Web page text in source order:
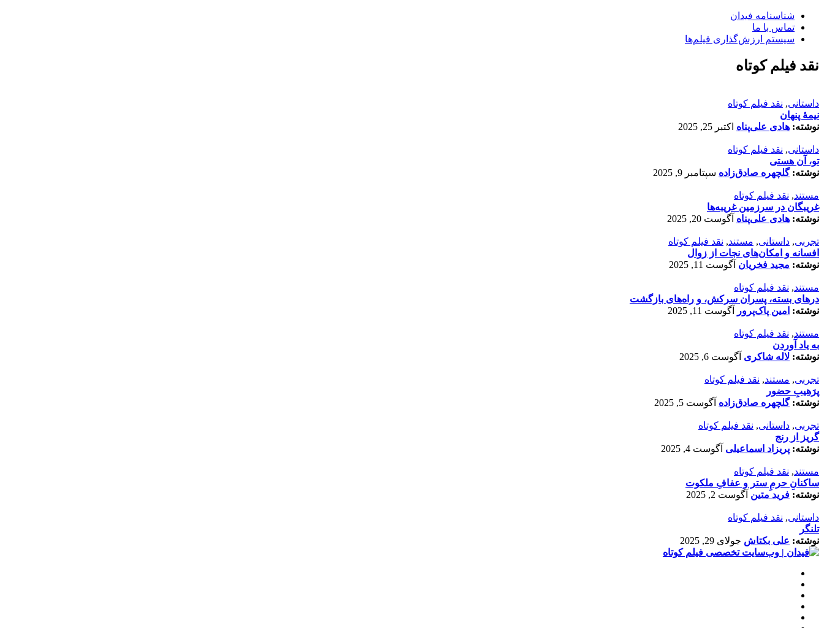
شناسنامه فیدان
تماس با ما
سیستم ارزش‌گذاری فیلم‌ها
نقد فیلم کوتاه
داستانی, نقد فیلم کوتاه
نیمۀ پنهان
نوشته: هادی علی‌پناه اکتبر 25, 2025
داستانی, نقد فیلم کوتاه
تو، آن هستی
نوشته:گلچهره صادق‌زاده سپتامبر 9, 2025
مستند, نقد فیلم کوتاه
غریبگان در سرزمین غریبه‌ها
نوشته: هادی علی‌پناه آگوست 20, 2025
تجربی, داستانی, مستند, نقد فیلم کوتاه
افسانه‌ و امکان‌های نجات از زوال
نوشته: مجید فخریان آگوست 11, 2025
مستند, نقد فیلم کوتاه
درهای بسته، پسران سرکش، و راه‌های بازگشت
نوشته: امین پاک‌پرور آگوست 11, 2025
مستند, نقد فیلم کوتاه
به یاد آوردن
نوشته: لاله شاکری آگوست 6, 2025
تجربی, مستند, نقد فیلم کوتاه
پرَهیب‌ِ حضور
نوشته:گلچهره صادق‌زاده آگوست 5, 2025
تجربی, داستانی, نقد فیلم کوتاه
گریز از رنج
نوشته: پریزاد اسماعیلی آگوست 4, 2025
مستند, نقد فیلم کوتاه
ساکنانِ حرمِ ستر و عفافِ ملکوت
نوشته: فرید متین آگوست 2, 2025
داستانی, نقد فیلم کوتاه
تلنگر
نوشته: علی بکتاش جولای 29, 2025